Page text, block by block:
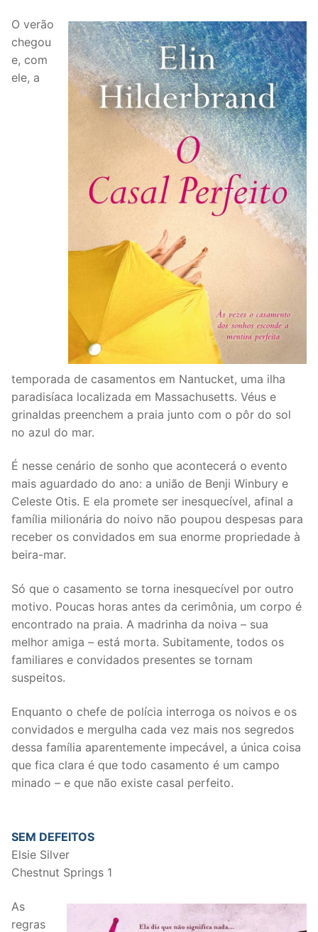
O verão
chegou
e, com
ele, a
temporada de casamentos em Nantucket, uma ilha
paradisíaca localizada em Massachusetts. Véus e
grinaldas preenchem a praia junto com o pôr do sol
no azul do mar.
É nesse cenário de sonho que acontecerá o evento
mais aguardado do ano: a união de Benji Winbury e
Celeste Otis. E ela promete ser inesquecível, afinal a
família milionária do noivo não poupou despesas para
receber os convidados em sua enorme propriedade à
beira-mar.
Só que o casamento se torna inesquecível por outro
motivo. Poucas horas antes da cerimônia, um corpo é
encontrado na praia. A madrinha da noiva – sua
melhor amiga – está morta. Subitamente, todos os
familiares e convidados presentes se tornam
suspeitos.
Enquanto o chefe de polícia interroga os noivos e os
convidados e mergulha cada vez mais nos segredos
dessa família aparentemente impecável, a única coisa
que fica clara é que todo casamento é um campo
minado – e que não existe casal perfeito.
SEM DEFEITOS
Elsie Silver
Chestnut Springs 1
As
regras